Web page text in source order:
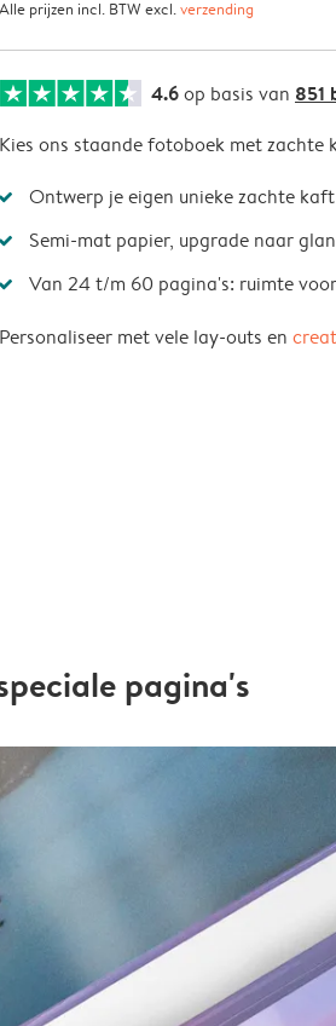
Alle prijzen incl. BTW excl.verzending
4.6op basis van 851
Kies ons staande fotoboek met
Ontwerp je eigen unieke zachte
Semi-mat papier, upgrade naar
Van 24 t/m 60 pagina's: ruimte
Personaliseer met vele lay-outs en
pagina's